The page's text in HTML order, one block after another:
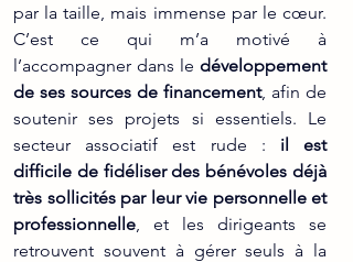
par la taille, mais immense par le cœur.
C’est ce qui m’a motivé à
l’accompagner dans le développement
de ses sources de financement, afin de
soutenir ses projets si essentiels. Le
secteur associatif est rude : il est
difficile de fidéliser des bénévoles déjà
très sollicités par leur vie personnelle et
professionnelle , et les dirigeants se
retrouvent souvent à gérer seuls à la